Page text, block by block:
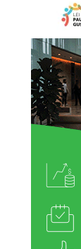
BCG
2
Pólio
3
conforme
produtos
utilizados